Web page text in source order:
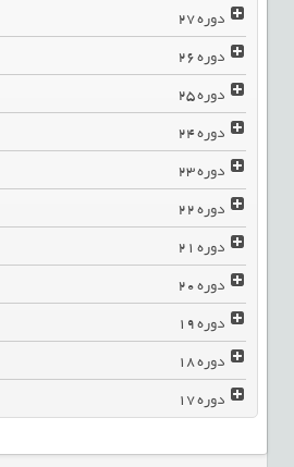
دوره27
دوره26
دوره25
دوره24
دوره23
دوره22
دوره21
دوره20
دوره19
دوره18
دوره17